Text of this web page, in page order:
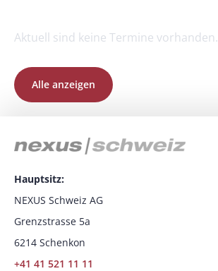
Aktuell sind keine Termine vorhanden.
Alle anzeigen
Hauptsitz:
NEXUS Schweiz AG
Grenzstrasse 5a
6214 Schenkon
+41 41 521 11 11